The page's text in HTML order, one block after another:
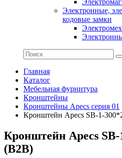
Электронные,
кодовые замки
Главная
Каталог
Мебельная фурнитура
Кронштейны
Кронштейны Apecs серия 01
Кронштейн Apecs SB-1-
Кронштейн Apecs SB-
(B2B)